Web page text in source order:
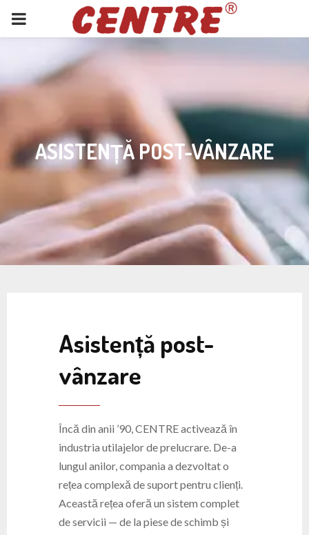
PRIMARY
ASISTENȚĂ POST-VÂNZARE
Asistență post-
vânzare
Încă din anii ’90, CENTRE activează în
industria utilajelor de prelucrare. De-a
lungul anilor, compania a dezvoltat o
rețea complexă de suport pentru clienți.
Această rețea oferă un sistem complet
de servicii — de la piese de schimb și